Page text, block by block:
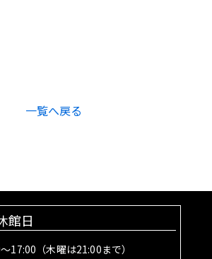
一覧へ戻る
館日
17:00（木曜は21:00まで）